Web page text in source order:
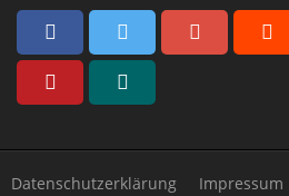
Datenschutzerklärung Impressum